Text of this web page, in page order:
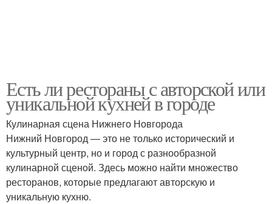
Есть ли рестораны с авторской или
уникальной кухней в городе
Кулинарная сцена Нижнего Новгорода
Нижний Новгород — это не только исторический и
культурный центр, но и город с разнообразной
кулинарной сценой. Здесь можно найти множество
ресторанов, которые предлагают авторскую и
уникальную кухню.